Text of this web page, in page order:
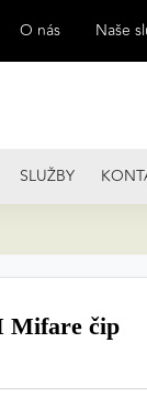
O nás Naše
SLUŽBY
Mifare čip